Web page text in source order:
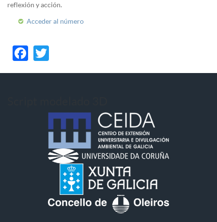
reflexión y acción.
Acceder al número
Facebook